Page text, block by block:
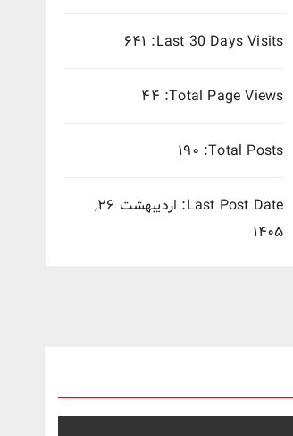
Last 30 Days Visits: ۶۴۱
Total Page Views: ۴۴
Total Posts: ۱۹۰
Last Post Date:
اردیبهشت ۲۶,
۱۴۰۵